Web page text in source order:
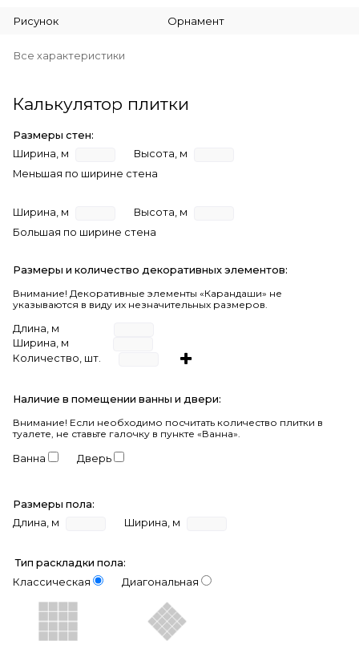
Рисунок Орнамент
Все характеристики
Калькулятор плитки
Размеры стен:
Ширина, м
Высота, м
Меньшая по ширине стена
Ширина, м
Высота, м
Большая по ширине стена
Размеры и количество декоративных элементов:
Внимание! Декоративные элементы «Карандаши» не
указываются в виду их незначительных размеров.
Длина, м
Ширина, м
Количество, шт.
Наличие в помещении ванны и двери:
Внимание! Если необходимо посчитать количество плитки в
туалете, не ставьте галочку в пункте «Ванна».
Ванна Дверь
Размеры пола:
Длина, м
Ширина, м
Тип раскладки пола:
Классическая
Диагональная